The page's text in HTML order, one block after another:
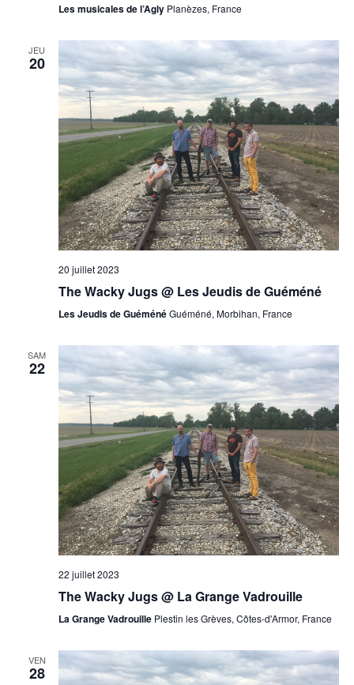
Les musicales de l’Agly Planèzes, France
JEU
20
20 juillet 2023
The Wacky Jugs @ Les Jeudis de Guéméné
Les Jeudis de GuéménéGuéméné, Morbihan, France
SAM
22
22 juillet 2023
The Wacky Jugs @ La Grange Vadrouille
La Grange Vadrouille Plestin les Grèves, Côtes-d'Armor, France
VEN
28